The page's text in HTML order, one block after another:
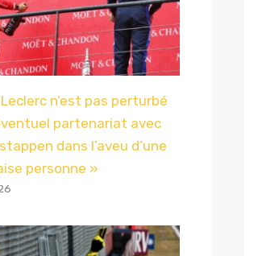
n’est pas perturbé
partenariat avec
dans l’aveu d’une
personne »